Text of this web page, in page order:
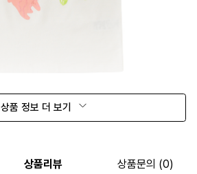
상품 정보 더 보기
상품리뷰 상품문의 (0)